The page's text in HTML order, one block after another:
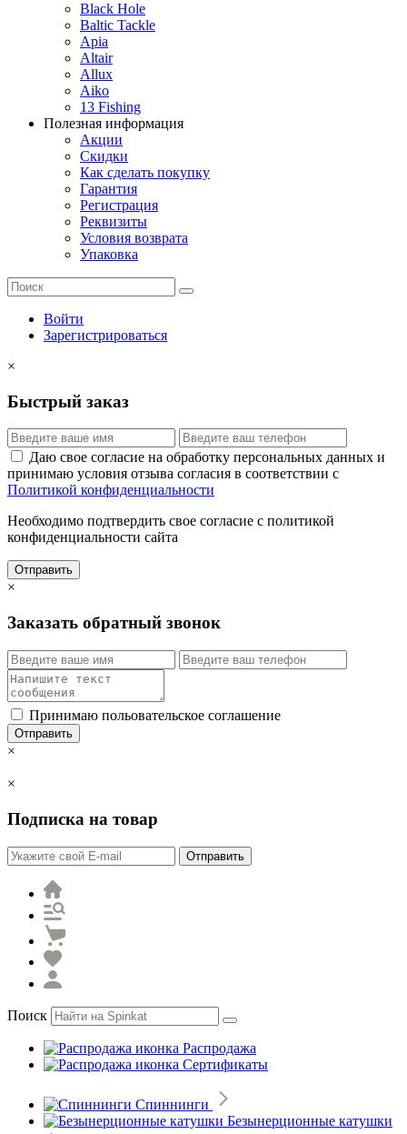
Black Hole
Baltic Tackle
Apia
Altair
Allux
Aiko
13 Fishing
Полезная информация
Акции
Скидки
Как сделать покупку
Гарантия
Регистрация
Реквизиты
Условия возврата
Упаковка
Войти
Зарегистрироваться
×
Быстрый заказ
Даю свое согласие на обработку персональных данных и
принимаю условия отзыва согласия в соответствии с
Политикой конфиденциальности
Необходимо подтвердить свое согласие с политикой
конфиденциальности сайта
Отправить
×
Заказать обратный звонок
Принимаю польовательское соглашение
Отправить
×
×
Подписка на товар
Отправить
Поиск
Распродажа
Сертификаты
Спиннинги
Безынерционные катушки